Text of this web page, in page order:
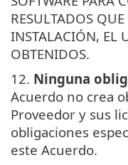
RESULTADOS
INSTALACIÓN, EL
OBTENIDOS.
12. Ninguna
Acuerdo no crea
Proveedor y sus
obligaciones
este Acuerdo.